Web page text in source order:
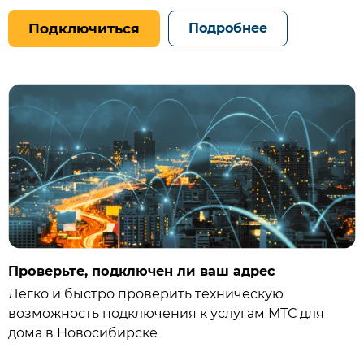
Подключиться Подробнее
Проверьте, подключен ли ваш адрес
Легко и быстро проверить техническую
возможность подключения к услугам МТС для
дома в Новосибирске